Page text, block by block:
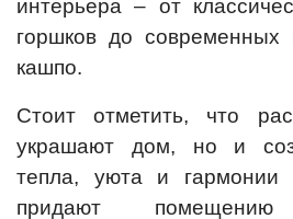
интерьера – от
горшков до современных
кашпо.
Стоит отметить, что
украшают дом, но и
тепла, уюта и
придают